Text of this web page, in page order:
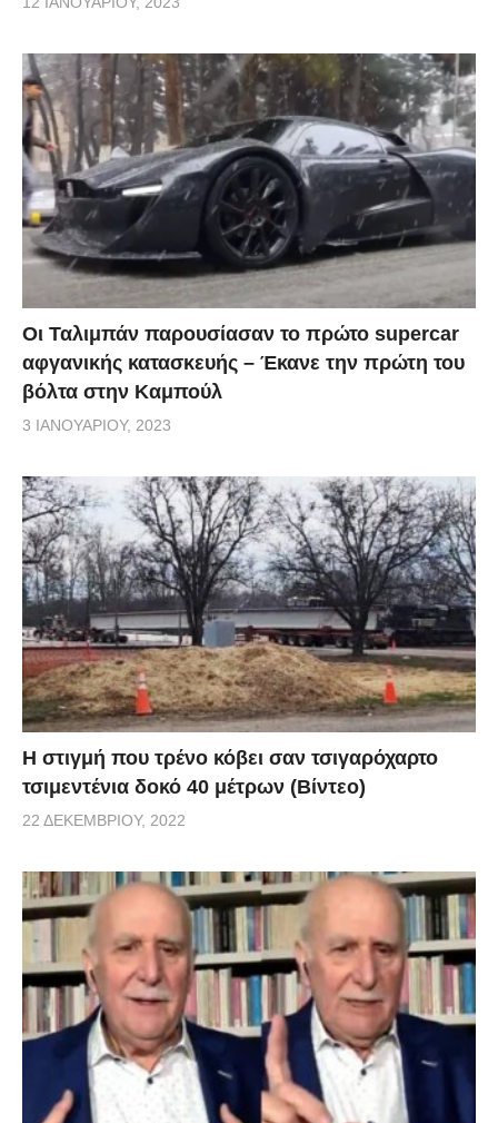
Οι Ταλιμπάν παρουσίασαν το πρώτο supercar
αφγανικής κατασκευής – Έκανε την πρώτη του
βόλτα στην Καμπούλ
3 ΙΑΝΟΥΑΡΊΟΥ, 2023
H στιγμή που τρένο κόβει σαν τσιγαρόχαρτο
τσιμεντένια δοκό 40 μέτρων (Βίντεο)
22 ΔΕΚΕΜΒΡΊΟΥ, 2022